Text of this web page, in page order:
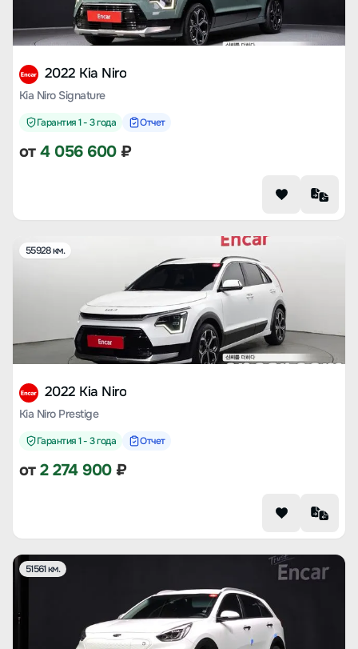
2022 Kia Niro
Kia Niro Signature
Гарантия 1 - 3 года Отчет
от4 056 600₽
55928 км.
2022 Kia Niro
Kia Niro Prestige
Гарантия 1 - 3 года Отчет
от2 274 900₽
51561 км.